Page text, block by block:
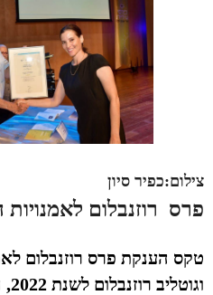
צילום:כפיר סיון
פרס רוזנבלום
טקס הענקת פרס רוזנבלום
וגוטליב רוזנבלום לשנת 2022,